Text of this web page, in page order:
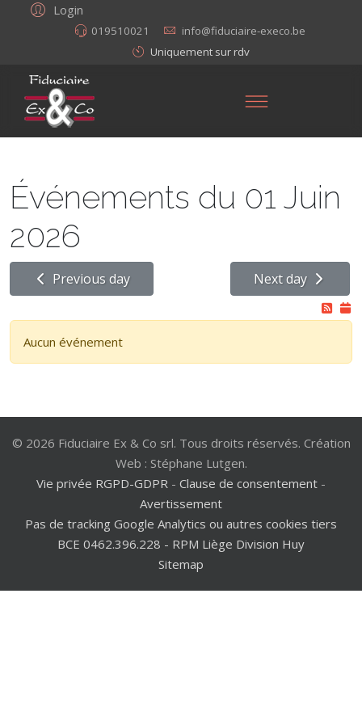
Login
019510021
info@fiduciaire-execo.be
Uniquement sur rdv
Événements du 01 Juin
2026
Previous day Next day
Aucun événement
© 2026 Fiduciaire Ex & Co srl. Tous droits réservés. Création
Web : Stéphane Lutgen.
Vie privée RGPD-GDPR - Clause de consentement -
Avertissement
Pas de tracking Google Analytics ou autres cookies tiers
BCE 0462.396.228 - RPM Liège Division Huy
Sitemap